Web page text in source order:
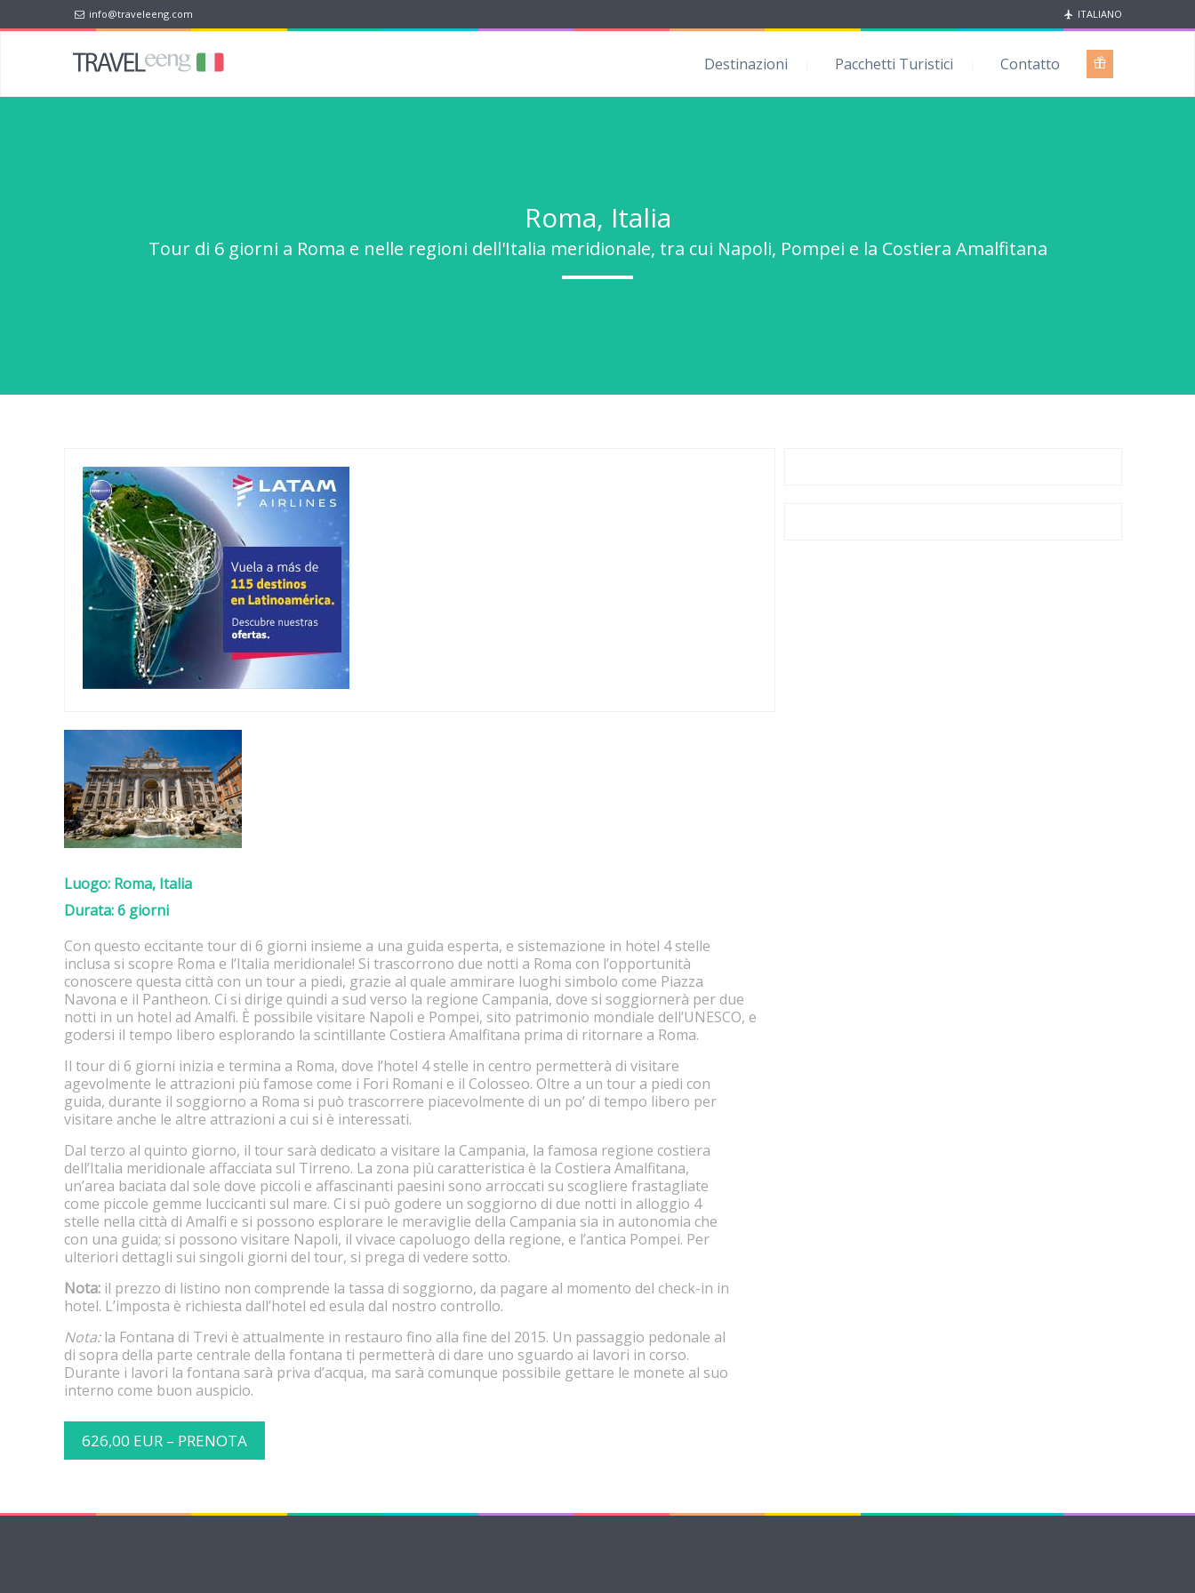
info@traveleeng.com ITALIANO
Destinazioni Pacchetti Turistici Contatto
Roma, Italia
Tour di 6 giorni a Roma e nelle regioni dell'Italia meridionale, tra cui Napoli, Pompei e la Costiera Amalfitana
Luogo: Roma, Italia
Durata:6 giorni
Con questo eccitante tour di 6 giorni insieme a una guida esperta, e sistemazione in hotel 4 stelle
inclusa si scopre Roma e l’Italia meridionale! Si trascorrono due notti a Roma con l’opportunità
conoscere questa città con un tour a piedi, grazie al quale ammirare luoghi simbolo come Piazza
Navona e il Pantheon. Ci si dirige quindi a sud verso la regione Campania, dove si soggiornerà per due
notti in un hotel ad Amalfi. È possibile visitare Napoli e Pompei, sito patrimonio mondiale dell’UNESCO, e
godersi il tempo libero esplorando la scintillante Costiera Amalfitana prima di ritornare a Roma.
Il tour di 6 giorni inizia e termina a Roma, dove l’hotel 4 stelle in centro permetterà di visitare
agevolmente le attrazioni più famose come i Fori Romani e il Colosseo. Oltre a un tour a piedi con
guida, durante il soggiorno a Roma si può trascorrere piacevolmente di un po’ di tempo libero per
visitare anche le altre attrazioni a cui si è interessati.
Dal terzo al quinto giorno, il tour sarà dedicato a visitare la Campania, la famosa regione costiera
dell’Italia meridionale affacciata sul Tirreno. La zona più caratteristica è la Costiera Amalfitana,
un’area baciata dal sole dove piccoli e affascinanti paesini sono arroccati su scogliere frastagliate
come piccole gemme luccicanti sul mare. Ci si può godere un soggiorno di due notti in alloggio 4
stelle nella città di Amalfi e si possono esplorare le meraviglie della Campania sia in autonomia che
con una guida; si possono visitare Napoli, il vivace capoluogo della regione, e l’antica Pompei. Per
ulteriori dettagli sui singoli giorni del tour, si prega di vedere sotto.
Nota: il prezzo di listino non comprende la tassa di soggiorno, da pagare al momento del check-in in
hotel. L’imposta è richiesta dall’hotel ed esula dal nostro controllo.
Nota:la Fontana di Trevi è attualmente in restauro fino alla fine del 2015. Un passaggio pedonale al
di sopra della parte centrale della fontana ti permetterà di dare uno sguardo ai lavori in corso.
Durante i lavori la fontana sarà priva d’acqua, ma sarà comunque possibile gettare le monete al suo
interno come buon auspicio.
626,00 EUR – PRENOTA